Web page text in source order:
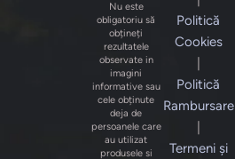
Nu este
obligatoriu să
obțineți
rezultatele
observate in
imagini
informative sau
cele obținute
deja de
persoanele care
au utilizat
produsele si
Politică
Cookies
Politică
Rambursare
Termeni și